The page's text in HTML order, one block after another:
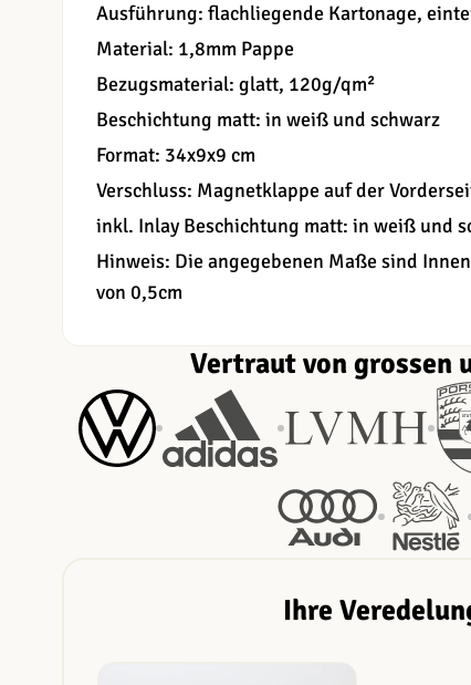
Ausführung: flachliegende Kartonage,
Material: 1,8mm Pappe
Bezugsmaterial: glatt, 120g/qm²
Beschichtung matt: in weiß und schwarz
Format: 34x9x9 cm
Verschluss: Magnetklappe auf der
inkl. Inlay Beschichtung matt: in weiß und
Hinweis: Die angegebenen Maße sind
von 0,5cm
Vertraut von grossen
Ihre